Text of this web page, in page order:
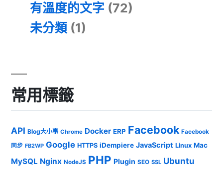
有溫度的文字 (72)
未分類 (1)
常用標籤
API Blog大小事 Chrome Docker ERP Facebook Facebook
同步 FB2WP Google HTTPS iDempiere JavaScript Linux Mac
MySQL Nginx NodeJS PHP Plugin SEO SSL Ubuntu